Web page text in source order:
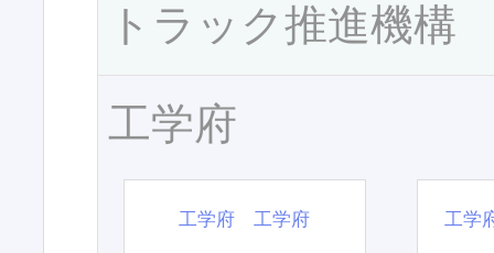
トラック推進機構
工学府
工学府 工学府 工学